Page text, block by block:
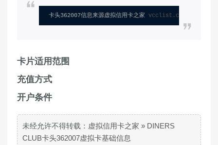
卡头362007信息来源虚拟信用卡之家 vcclist.com
卡片适用范围
充值方式
开户条件
未经允许不得转载： 虚拟信用卡之家 » DINERS
CLUB卡头362007虚拟卡基础信息